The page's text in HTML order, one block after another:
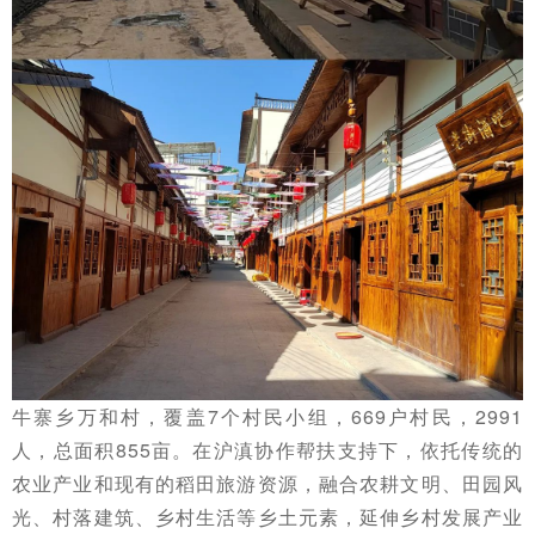
牛寨乡万和村，覆盖7个村民小组，669户村民，2991
人，总面积855亩。在沪滇协作帮扶支持下，依托传统的
农业产业和现有的稻田旅游资源，融合农耕文明、田园风
光、村落建筑、乡村生活等乡土元素，延伸乡村发展产业